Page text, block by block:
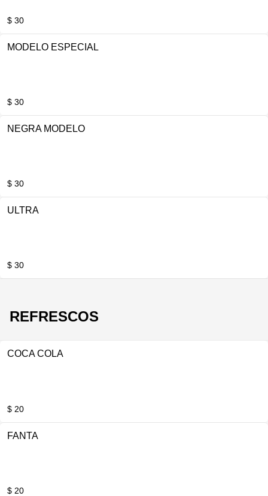
$ 30
MODELO ESPECIAL
$ 30
NEGRA MODELO
$ 30
ULTRA
$ 30
REFRESCOS
COCA COLA
$ 20
FANTA
$ 20